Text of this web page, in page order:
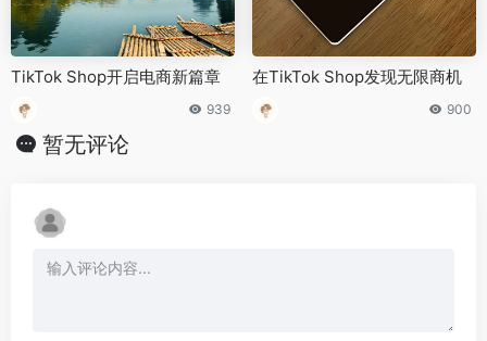
TikTok Shop开启电商新篇章
939
在TikTok Shop发现无限商机
900
暂无评论